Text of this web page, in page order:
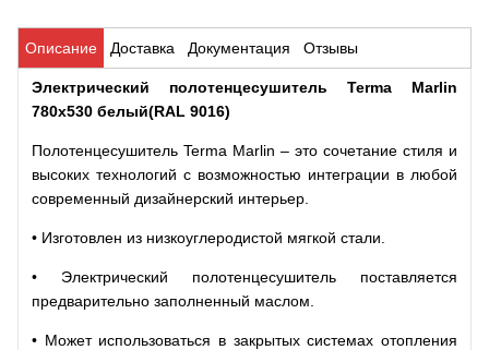
Описание Доставка Документация Отзывы
Электрический полотенцесушитель Terma Marlin
780x530 белый(RAL 9016)
Полотенцесушитель Terma Marlin – это сочетание стиля и
высоких технологий с возможностью интеграции в любой
современный дизайнерский интерьер.
• Изготовлен из низкоуглеродистой мягкой стали.
• Электрический полотенцесушитель поставляется
предварительно заполненный маслом.
• Может использоваться в закрытых системах отопления